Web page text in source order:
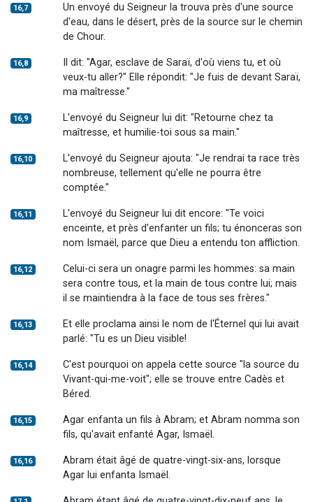
16,7
Un envoyé du Seigneur la trouva près d'une source
d'eau, dans le désert, près de la source sur le chemin
de Chour.
16,8
Il dit: "Agar, esclave de Saraï, d'où viens tu, et où
veux-tu aller?" Elle répondit: "Je fuis de devant Saraï,
ma maîtresse."
16,9
L'envoyé du Seigneur lui dit: "Retourne chez ta
maîtresse, et humilie-toi sous sa main."
16,10
L'envoyé du Seigneur ajouta: "Je rendrai ta race très
nombreuse, tellement qu'elle ne pourra être
comptée."
16,11
L'envoyé du Seigneur lui dit encore: "Te voici
enceinte, et près d'enfanter un fils; tu énonceras son
nom Ismaël, parce que Dieu a entendu ton affliction.
16,12
Celui-ci sera un onagre parmi les hommes: sa main
sera contre tous, et la main de tous contre lui; mais
il se maintiendra à la face de tous ses frères."
16,13
Et elle proclama ainsi le nom de l'Éternel qui lui avait
parlé: "Tu es un Dieu visible!
16,14
C'est pourquoi on appela cette source "la source du
Vivant-qui-me-voit"; elle se trouve entre Cadès et
Béred.
16,15
Agar enfanta un fils à Abram; et Abram nomma son
fils, qu'avait enfanté Agar, Ismaël.
16,16
Abram était âgé de quatre-vingt-six-ans, lorsque
Agar lui enfanta Ismaël.